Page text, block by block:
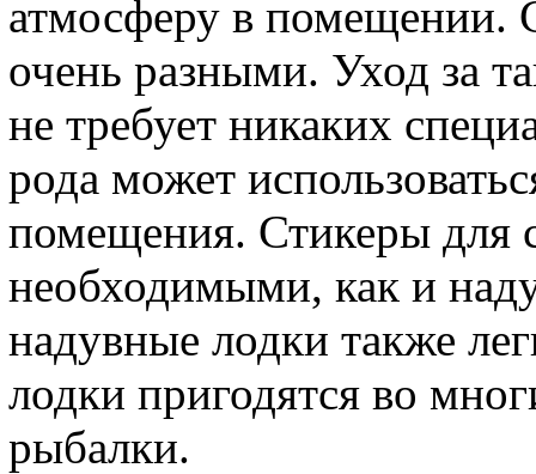
атмосферу в помещении.
очень разными. Уход за
не требует никаких
рода может
помещения. Стикеры для
необходимыми, как и
надувные лодки также
лодки пригодятся во
рыбалки.